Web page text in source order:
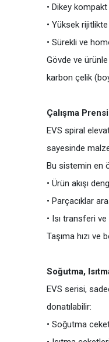
• Dikey
• Yüksek
• Sürekli ve
Gövde ve
karbon çelik
Çalışma
EVS spiral
sayesinde
Bu sistemin en
• Ürün akışı
• Parçacıklar
• Isı transferi
Taşıma hızı
Soğutma,
EVS serisi,
donatılabilir:
• Soğutma